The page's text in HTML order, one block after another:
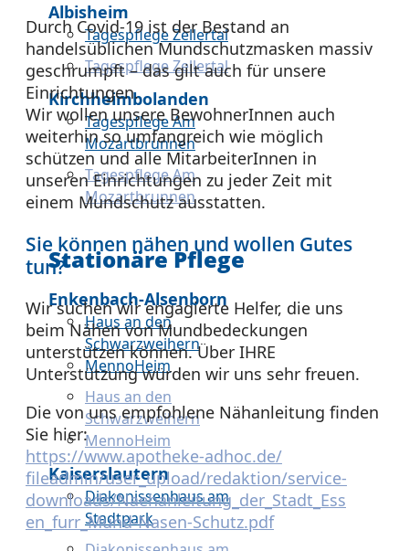
Albisheim
Tagespflege Zellertal
Tagespflege Zellertal
Kirchheimbolanden
Tagespflege Am
Mozartbrunnen
Tagespflege Am
Mozartbrunnen
Stationäre Pflege
Enkenbach-Alsenborn
Haus an den
Schwarzweihern
MennoHeim
Haus an den
Schwarzweihern
MennoHeim
Kaiserslautern
Diakonissenhaus am
Stadtpark
Durch Covid-19 ist der Bestand an
handelsüblichen Mundschutzmasken massiv
geschrumpft – das gilt auch für unsere
Einrichtungen.
Wir wollen unsere BewohnerInnen auch
weiterhin so umfangreich wie möglich
schützen und alle MitarbeiterInnen in
unseren Einrichtungen zu jeder Zeit mit
einem Mundschutz ausstatten.
Sie können nähen und wollen Gutes
tun?
Wir suchen wir engagierte Helfer, die uns
beim Nähen von Mundbedeckungen
unterstützen können. Über IHRE
Unterstützung würden wir uns sehr freuen.
Die von uns empfohlene Nähanleitung finden
Sie hier:
https://www.apotheke-adhoc.de/
fileadmin/user_upload/redaktion/service-
downloads/Naehanleitung_der_Stadt_Ess
en_furr_Mund-Nasen-Schutz.pdf